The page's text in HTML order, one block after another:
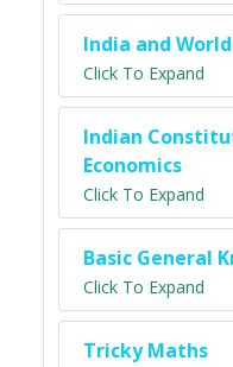
India and
Click To Expand
Indian
Economics
Click To Expand
Basic General
Click To Expand
Tricky Maths